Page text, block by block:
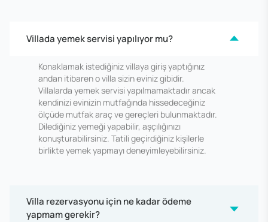
Villada yemek servisi yapılıyor mu?
Konaklamak istediğiniz villaya giriş yaptığınız
andan itibaren o villa sizin eviniz gibidir.
Villalarda yemek servisi yapılmamaktadır ancak
kendinizi evinizin mutfağında hissedeceğiniz
ölçüde mutfak araç ve gereçleri bulunmaktadır.
Dilediğiniz yemeği yapabilir, aşçılığınızı
konuşturabilirsiniz. Tatili geçirdiğiniz kişilerle
birlikte yemek yapmayı deneyimleyebilirsiniz.
Villa rezervasyonu için ne kadar ödeme
yapmam gerekir?